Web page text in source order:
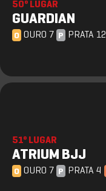
50º LUGAR
GUARDIAN
O OURO 7 P PRATA 12
51º LUGAR
ATRIUM BJJ
O OURO 7 P PRATA 4